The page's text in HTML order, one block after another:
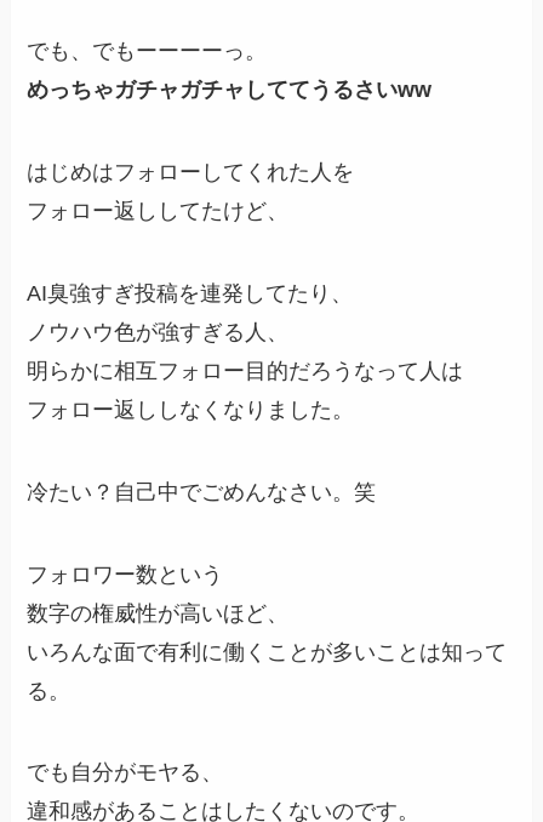
でも、でもーーーーっ。
めっちゃガチャガチャしててうるさいww
はじめはフォローしてくれた人を
フォロー返ししてたけど、
AI臭強すぎ投稿を連発してたり、
ノウハウ色が強すぎる人、
明らかに相互フォロー目的だろうなって人は
フォロー返ししなくなりました。
冷たい？自己中でごめんなさい。笑
フォロワー数という
数字の権威性が高いほど、
いろんな面で有利に働くことが多いことは知って
る。
でも自分がモヤる、
違和感があることはしたくないのです。